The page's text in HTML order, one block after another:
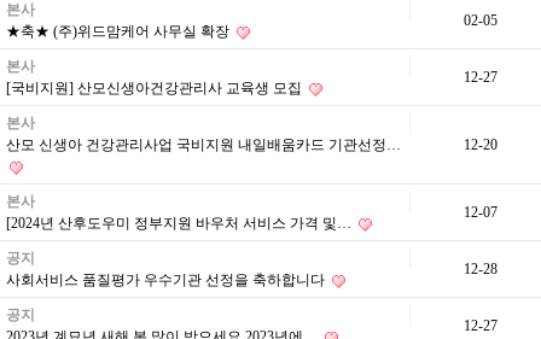
본사
★축★ (주)위드맘케어 사무실 확장
02-05
본사
[국비지원] 산모신생아건강관리사 교육생 모집
12-27
본사
산모 신생아 건강관리사업 국비지원 내일배움카드 기관선정…
12-20
본사
[2024년 산후도우미 정부지원 바우처 서비스 가격 및…
12-07
공지
사회서비스 품질평가 우수기관 선정을 축하합니다
12-28
공지
12-27